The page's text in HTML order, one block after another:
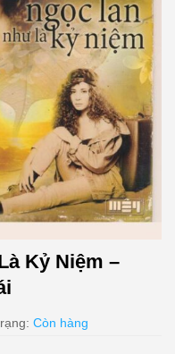
Kỷ Niệm –
Còn hàng